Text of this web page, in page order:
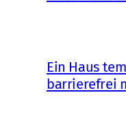
Ein Haus
barrierefrei